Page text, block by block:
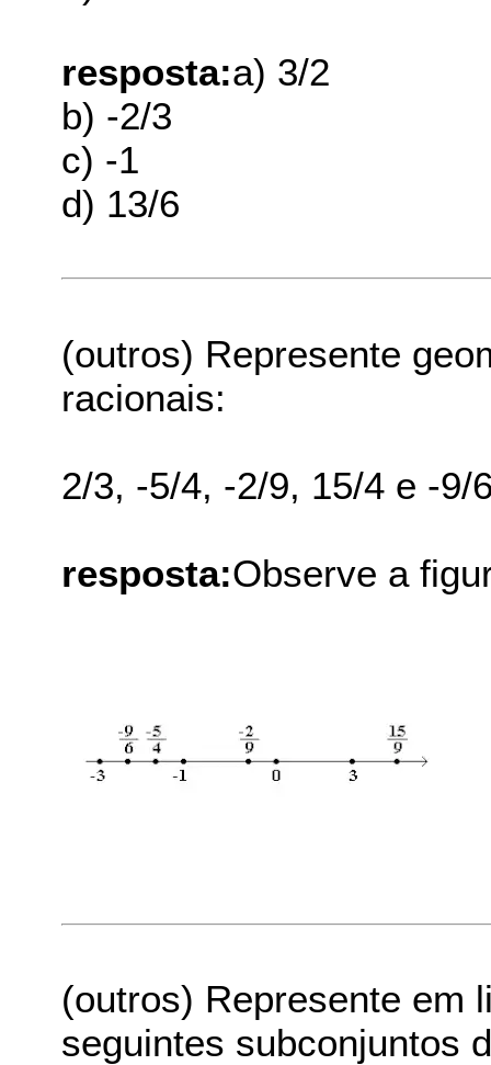
resposta:a) 3/2
b) -2/3
c) -1
d) 13/6
(outros) Represente
racionais:
2/3, -5/4, -2/9, 15/4 e -9/
resposta:Observe a
(outros) Represente em
seguintes subconjuntos